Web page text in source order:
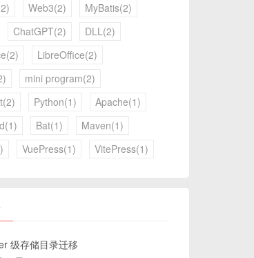
Web3(2)
MyBatis(2)
ChatGPT(2)
DLL(2)
LibreOffice(2)
mini program(2)
Python(1)
Apache(1)
Bat(1)
Maven(1)
VuePress(1) VitePress(1)
级存储目录迁移